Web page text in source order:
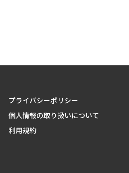
プライバシーポリシー
個人情報の取り扱いについて
利用規約